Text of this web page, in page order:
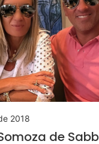
2018
de